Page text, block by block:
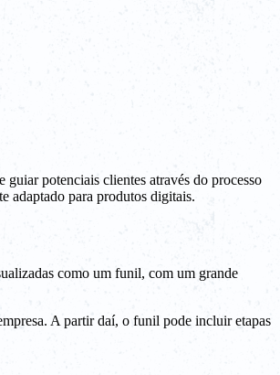
potenciais clientes através do processo
adaptado para produtos digitais.
como um funil, com um grande
A partir daí, o funil pode incluir etapas